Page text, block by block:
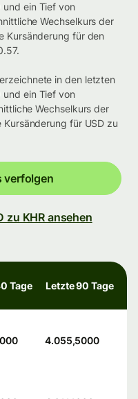
ein Tief von
Wechselkurs der
Kursänderung für den
in den letzten
ein Tief von
Wechselkurs der
für USD zu
verfolgen
zu KHR ansehen
Tage Letzte 90 Tage
4.055,5000